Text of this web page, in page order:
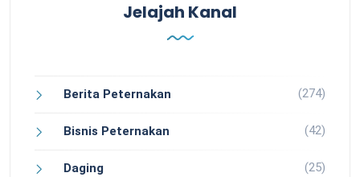
Jelajah Kanal
Berita Peternakan (274)
Bisnis Peternakan (42)
Daging (25)